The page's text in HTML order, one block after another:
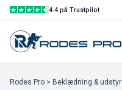
4.4 på Trustpilot
Rodes Pro > Beklædning & udstyr